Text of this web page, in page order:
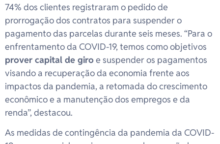
74% dos clientes registraram o pedido de
prorrogação dos contratos para suspender o
pagamento das parcelas durante seis meses. “Para o
enfrentamento da COVID-19, temos como objetivos
prover capital de giro e suspender os pagamentos
visando a recuperação da economia frente aos
impactos da pandemia, a retomada do crescimento
econômico e a manutenção dos empregos e da
renda”, destacou.
As medidas de contingência da pandemia da COVID-